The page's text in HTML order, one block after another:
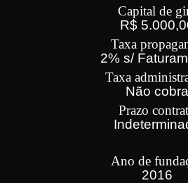
Capital de
R$
Taxa
2% s/
Taxa
Não cobra
Prazo
Ano de
2016